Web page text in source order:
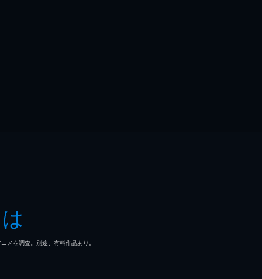
を調査。別途、有料作品あり。